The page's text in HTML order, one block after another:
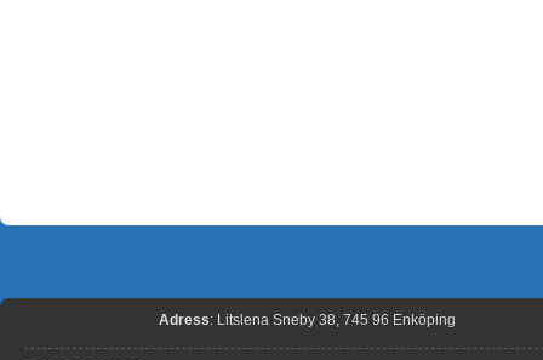
Adress: Litslena Sneby 38, 745 96 Enköping